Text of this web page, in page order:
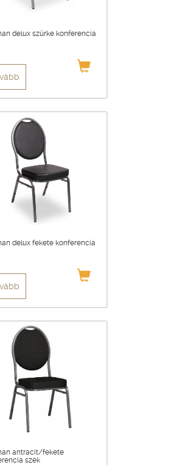
delux szürke konferencia
delux fekete konferencia
antracit/fekete
szék